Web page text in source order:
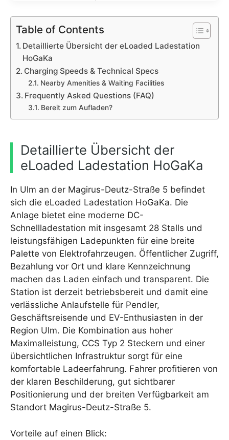
Table of Contents
Detaillierte Übersicht der eLoaded Ladestation
HoGaKa
Charging Speeds & Technical Specs
Nearby Amenities & Waiting Facilities
Frequently Asked Questions (FAQ)
Bereit zum Aufladen?
Detaillierte Übersicht der
eLoaded Ladestation HoGaKa
In Ulm an der Magirus-Deutz-Straße 5 befindet
sich die eLoaded Ladestation HoGaKa. Die
Anlage bietet eine moderne DC-
Schnellladestation mit insgesamt 28 Stalls und
leistungsfähigen Ladepunkten für eine breite
Palette von Elektrofahrzeugen. Öffentlicher Zugriff,
Bezahlung vor Ort und klare Kennzeichnung
machen das Laden einfach und transparent. Die
Station ist derzeit betriebsbereit und damit eine
verlässliche Anlaufstelle für Pendler,
Geschäftsreisende und EV-Enthusiasten in der
Region Ulm. Die Kombination aus hoher
Maximalleistung, CCS Typ 2 Steckern und einer
übersichtlichen Infrastruktur sorgt für eine
komfortable Ladeerfahrung. Fahrer profitieren von
der klaren Beschilderung, gut sichtbarer
Positionierung und der breiten Verfügbarkeit am
Standort Magirus-Deutz-Straße 5.
Vorteile auf einen Blick: